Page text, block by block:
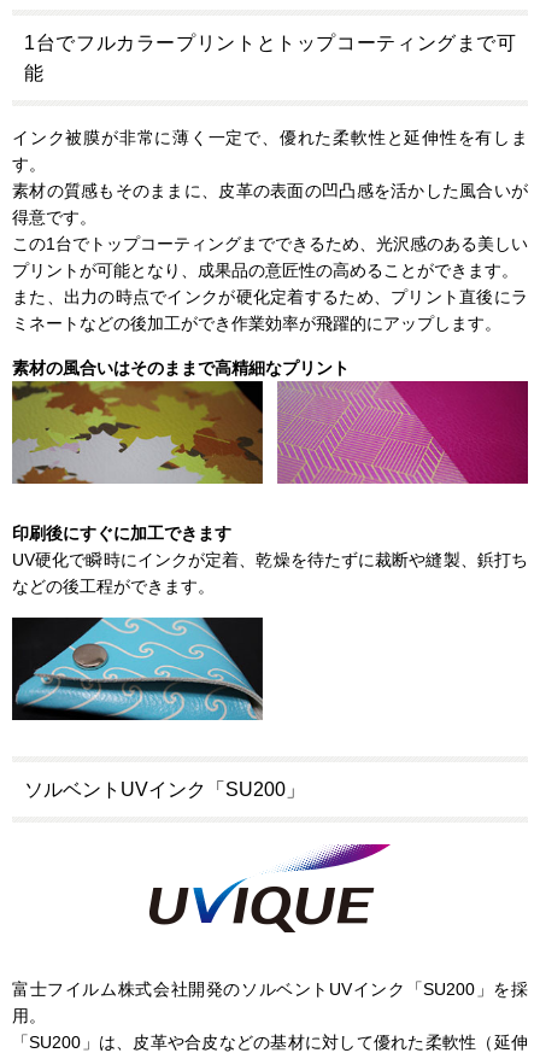
1台でフルカラープリントとトップコーティングまで可
能
インク被膜が非常に薄く一定で、優れた柔軟性と延伸性を有しま
す。
素材の質感もそのままに、皮革の表面の凹凸感を活かした風合いが
得意です。
この1台でトップコーティングまでできるため、光沢感のある美しい
プリントが可能となり、成果品の意匠性の高めることができます。
また、出力の時点でインクが硬化定着するため、プリント直後にラ
ミネートなどの後加工ができ作業効率が飛躍的にアップします。
素材の風合いはそのままで高精細なプリント
印刷後にすぐに加工できます
UV硬化で瞬時にインクが定着、乾燥を待たずに裁断や縫製、鋲打ち
などの後工程ができます。
ソルベントUVインク「SU200」
富士フイルム株式会社開発のソルベントUVインク「SU200」を採
用。
「SU200」は、皮革や合皮などの基材に対して優れた柔軟性（延伸